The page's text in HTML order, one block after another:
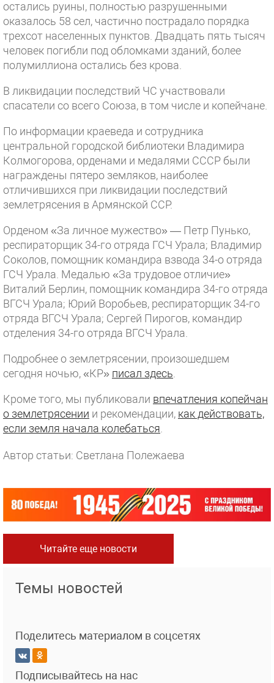
остались руины, полностью разрушенными
оказалось 58 сел, частично пострадало порядка
трехсот населенных пунктов. Двадцать пять тысяч
человек погибли под обломками зданий, более
полумиллиона остались без крова.
В ликвидации последствий ЧС участвовали
спасатели со всего Союза, в том числе и копейчане.
По информации краеведа и сотрудника
центральной городской библиотеки Владимира
Колмогорова, орденами и медалями СССР были
награждены пятеро земляков, наиболее
отличившихся при ликвидации последствий
землетрясения в Армянской ССР.
Орденом «За личное мужество» — Петр Пунько,
респираторщик 34-го отряда ГСЧ Урала; Владимир
Соколов, помощник командира взвода 34-о отряда
ГСЧ Урала. Медалью «За трудовое отличие»
Виталий Берлин, помощник командира 34-го отряда
ВГСЧ Урала; Юрий Воробьев, респираторщик 34-го
отряда ВГСЧ Урала; Сергей Пирогов, командир
отделения 34-го отряда ВГСЧ Урала.
Подробнее о землетрясении, произошедшем
сегодня ночью, «КР» писал здесь
Кроме того, мы публиковали впечатления копейчан
о землетрясении и рекомендации, как действовать,
если земля начала колебаться
Автор статьи: Светлана Полежаева
Читайте еще новости
Темы новостей
Поделитесь материалом в соцсетях
Подписывайтесь на нас